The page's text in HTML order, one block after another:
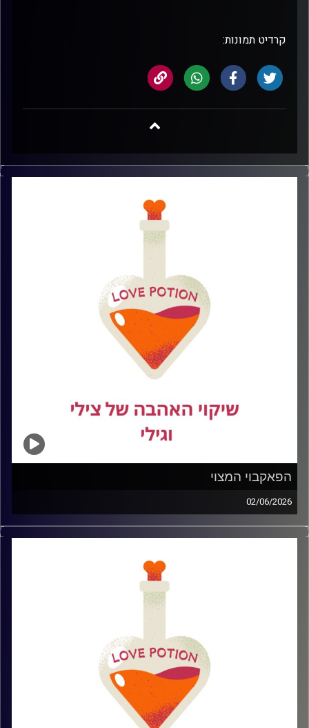
קרדיט תמונות:
הפאקבוי המצוי
02/06/2026
בפרק דיברנו על הפאק בוי המצוי – איך מזהים אותו עוד לפני
ה״מה את ערה?״ של 2 בלילה, למה הם נהיו זן כל כך נפוץ
בעולם הדייטינג של היום, ואיך מפסיקים ליפול למשחקי חם